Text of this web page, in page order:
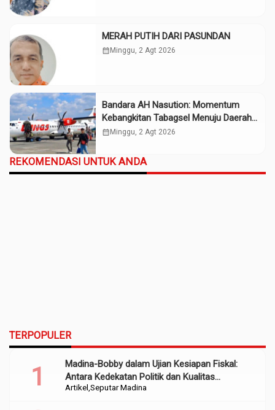
MERAH PUTIH DARI PASUNDAN
calendar_monthMinggu, 2 Agt 2026
Bandara AH Nasution: Momentum
Kebangkitan Tabagsel Menuju Daerah
Maju
calendar_monthMinggu, 2 Agt 2026
REKOMENDASI UNTUK ANDA
TERPOPULER
Artikel Seputar Madina
Madina-Bobby dalam Ujian Kesiapan Fiskal:
Antara Kedekatan Politik dan Kualitas
Perencanaan